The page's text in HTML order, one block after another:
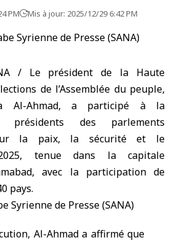
PM Mis à jour: 2025/12/29 6:42 PM
/ Le président de la Haute
de l’Assemblée du peuple,
Al-Ahmad, a participé à la
présidents des parlements
la paix, la sécurité et le
2025, tenue dans la capitale
avec la participation de
pays.
Al-Ahmad a affirmé que